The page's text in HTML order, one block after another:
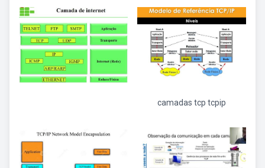
camadas tcp tcpip